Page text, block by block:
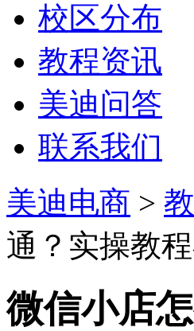
校区分布
教程资讯
美迪问答
联系我们
美迪电商 >
通？实操教程
微信小店